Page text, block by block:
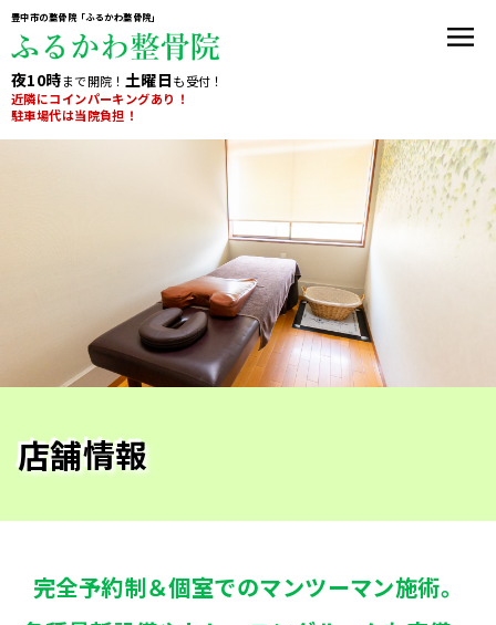
豊中市の整骨院「ふるかわ整骨院」
夜10時まで開院！ 土曜日も受付！
近隣にコインパーキングあり！
駐車場代は当院負担！
豊中市の整骨院「ふるかわ整骨院」
夜10時まで開院！ 土曜日も受付！
近隣にコインパーキングあり！
駐車場代は当院負担！
店舗情報
完全予約制＆個室でのマンツーマン施術。